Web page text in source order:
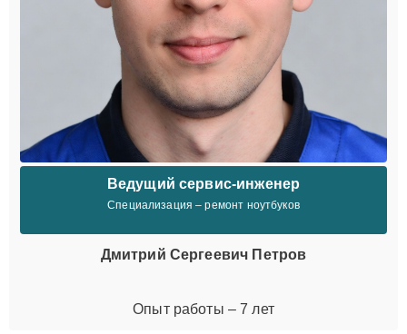
Ведущий сервис-инженер
Специализация – ремонт ноутбуков
Дмитрий Сергеевич Петров
Опыт работы – 7 лет